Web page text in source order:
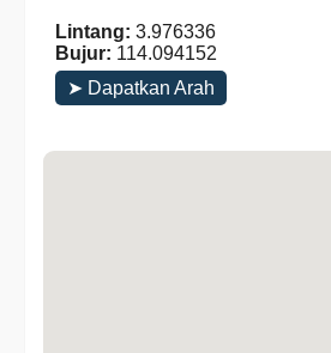
Lintang: 3.976336
Bujur: 114.094152
➤ Dapatkan Arah